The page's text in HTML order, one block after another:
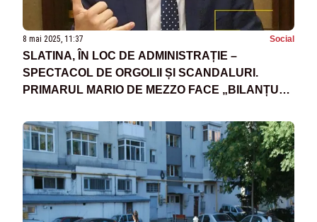
8 mai 2025, 11:37 Social
SLATINA, ÎN LOC DE ADMINISTRAȚIE –
SPECTACOL DE ORGOLII ȘI SCANDALURI.
PRIMARUL MARIO DE MEZZO FACE „BILANȚUL”
SLĂTINENILOR